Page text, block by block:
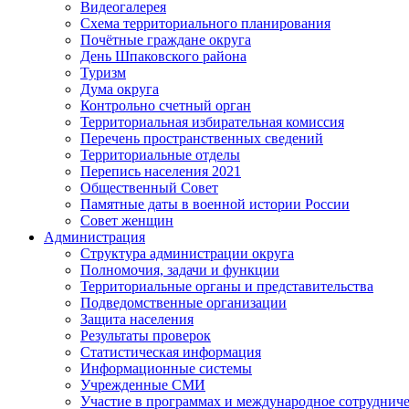
Видеогалерея
Схема территориального планирования
Почётные граждане округа
День Шпаковского района
Туризм
Дума округа
Контрольно счетный орган
Территориальная избирательная комиссия
Перечень пространственных сведений
Территориальные отделы
Перепись населения 2021
Общественный Совет
Памятные даты в военной истории России
Совет женщин
Администрация
Структура администрации округа
Полномочия, задачи и функции
Территориальные органы и представительства
Подведомственные организации
Защита населения
Результаты проверок
Статистическая информация
Информационные системы
Учрежденные СМИ
Участие в программах и международное